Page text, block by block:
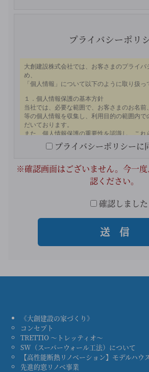
プライバシーポリ
プライバシーポリシーに
※確認画面はございません。今一
認ください。
確認しました
《大創建設の家づくり》
コンセプト
TRETTIO ～トレッティオ～
SW（スーパーウォール工法）について
【高性能断熱リノベーション】モデルハウ
先進的窓リノベ事業